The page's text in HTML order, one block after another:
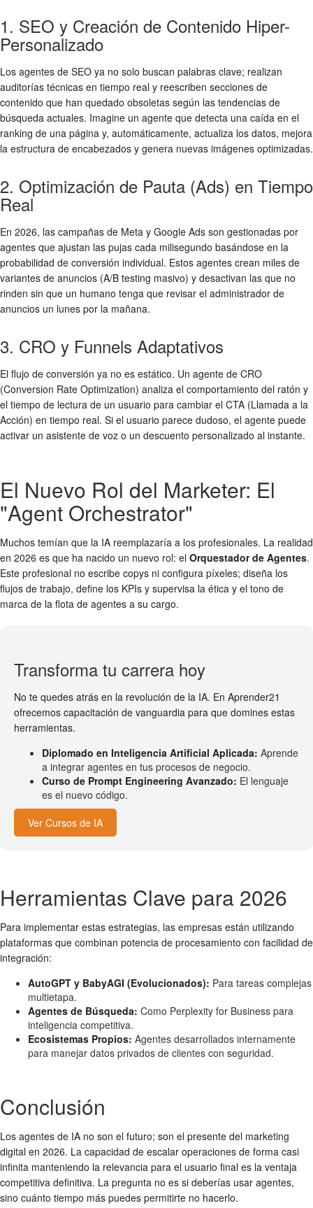
1. SEO y Creación de Contenido Hiper-
Personalizado
Los agentes de SEO ya no solo buscan palabras clave; realizan
auditorías técnicas en tiempo real y reescriben secciones de
contenido que han quedado obsoletas según las tendencias de
búsqueda actuales. Imagine un agente que detecta una caída en el
ranking de una página y, automáticamente, actualiza los datos, mejora
la estructura de encabezados y genera nuevas imágenes optimizadas.
2. Optimización de Pauta (Ads) en Tiempo
Real
En 2026, las campañas de Meta y Google Ads son gestionadas por
agentes que ajustan las pujas cada milisegundo basándose en la
probabilidad de conversión individual. Estos agentes crean miles de
variantes de anuncios (A/B testing masivo) y desactivan las que no
rinden sin que un humano tenga que revisar el administrador de
anuncios un lunes por la mañana.
3. CRO y Funnels Adaptativos
El flujo de conversión ya no es estático. Un agente de CRO
(Conversion Rate Optimization) analiza el comportamiento del ratón y
el tiempo de lectura de un usuario para cambiar el CTA (Llamada a la
Acción) en tiempo real. Si el usuario parece dudoso, el agente puede
activar un asistente de voz o un descuento personalizado al instante.
El Nuevo Rol del Marketer: El
"Agent Orchestrator"
Muchos temían que la IA reemplazaría a los profesionales. La realidad
en 2026 es que ha nacido un nuevo rol: el Orquestador de Agentes.
Este profesional no escribe copys ni configura píxeles; diseña los
flujos de trabajo, define los KPIs y supervisa la ética y el tono de
marca de la flota de agentes a su cargo.
Transforma tu carrera hoy
No te quedes atrás en la revolución de la IA. En Aprender21
ofrecemos capacitación de vanguardia para que domines estas
herramientas.
Diplomado en Inteligencia Artificial Aplicada: Aprende
a integrar agentes en tus procesos de negocio.
Curso de Prompt Engineering Avanzado: El lenguaje
es el nuevo código.
Ver Cursos de IA
Herramientas Clave para 2026
Para implementar estas estrategias, las empresas están utilizando
plataformas que combinan potencia de procesamiento con facilidad de
integración:
AutoGPT y BabyAGI (Evolucionados): Para tareas complejas
multietapa.
Agentes de Búsqueda: Como Perplexity for Business para
inteligencia competitiva.
Ecosistemas Propios: Agentes desarrollados internamente
para manejar datos privados de clientes con seguridad.
Conclusión
Los agentes de IA no son el futuro; son el presente del marketing
digital en 2026. La capacidad de escalar operaciones de forma casi
infinita manteniendo la relevancia para el usuario final es la ventaja
competitiva definitiva. La pregunta no es si deberías usar agentes,
sino cuánto tiempo más puedes permitirte no hacerlo.